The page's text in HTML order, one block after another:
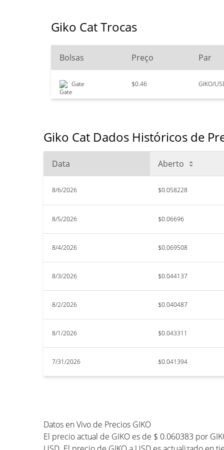
Giko Cat Trocas
Bolsas Preço Par
Gate $0.46 GIKO/
Giko Cat Dados Históricos de
Data Aberto
8/6/2026 $0.058228
8/5/2026 $0.06696
8/4/2026 $0.069508
8/3/2026 $0.044137
8/2/2026 $0.040487
8/1/2026 $0.043311
7/31/2026 $0.041394
Datos en Vivo de Precios GIKO
El precio actual de GIKO es de $ 0.060383 por